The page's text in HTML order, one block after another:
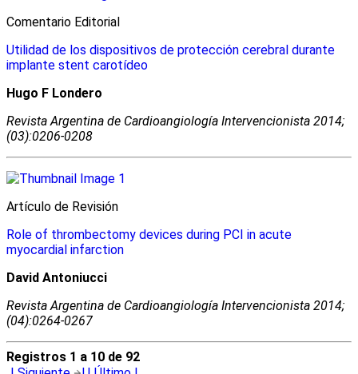
Comentario Editorial
Utilidad de los dispositivos de protección cerebral durante
implante stent carotídeo
Hugo F Londero
Revista Argentina de Cardioangiologí­a Intervencionista 2014;
(03):0206-0208
Artículo de Revisión
Role of thrombectomy devices during PCI in acute
myocardial infarction
David Antoniucci
Revista Argentina de Cardioangiologí­a Intervencionista 2014;
(04):0264-0267
Registros 1 a 10 de 92